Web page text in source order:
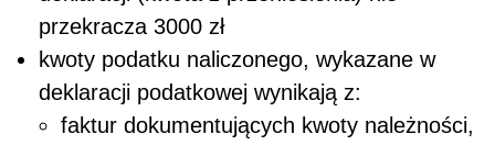
przekracza 3000 zł
kwoty podatku naliczonego, wykazane w
deklaracji podatkowej wynikają z:
faktur dokumentujących kwoty należności,